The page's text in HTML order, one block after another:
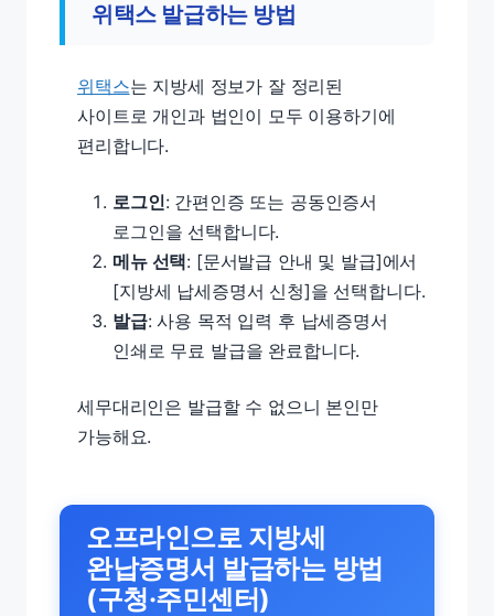
위택스 발급하는 방법
위택스는 지방세 정보가 잘 정리된
사이트로 개인과 법인이 모두 이용하기에
편리합니다.
로그인: 간편인증 또는 공동인증서
로그인을 선택합니다.
메뉴 선택: [문서발급 안내 및 발급]에서
[지방세 납세증명서 신청]을 선택합니다.
발급: 사용 목적 입력 후 납세증명서
인쇄로 무료 발급을 완료합니다.
세무대리인은 발급할 수 없으니 본인만
가능해요.
오프라인으로 지방세
완납증명서 발급하는 방법
(구청·주민센터)